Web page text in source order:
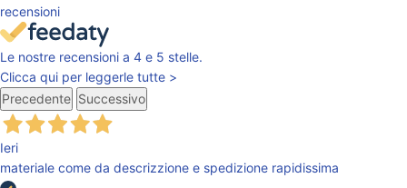
recensioni
Le nostre recensioni a 4 e 5 stelle.
Clicca qui per leggerle tutte >
Precedente Successivo
Ieri
materiale come da descrizzione e spedizione rapidissima